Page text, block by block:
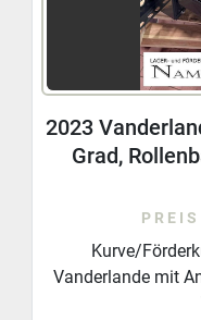
2023
Grad,
Kurve/
Vanderlande mit